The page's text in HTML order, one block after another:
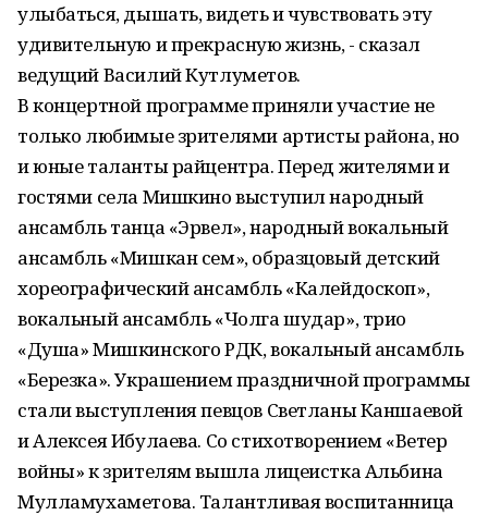
улыбаться, дышать, видеть и чувствовать эту
удивительную и прекрасную жизнь, - сказал
ведущий Василий Кутлуметов.
В концертной программе приняли участие не
только любимые зрителями артисты района, но
и юные таланты райцентра. Перед жителями и
гостями села Мишкино выступил народный
ансамбль танца «Эрвел», народный вокальный
ансамбль «Мишкан сем», образцовый детский
хореографический ансамбль «Калейдоскоп»,
вокальный ансамбль «Чолга шудар», трио
«Душа» Мишкинского РДК, вокальный ансамбль
«Березка». Украшением праздничной программы
стали выступления певцов Светланы Каншаевой
и Алексея Ибулаева. Со стихотворением «Ветер
войны» к зрителям вышла лицеистка Альбина
Мулламухаметова. Талантливая воспитанница